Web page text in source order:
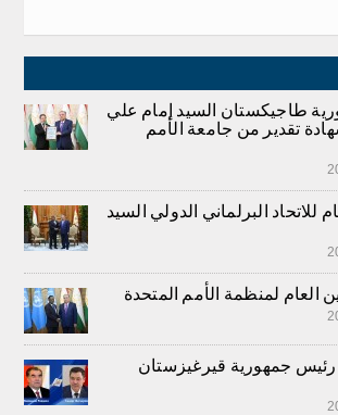
طاجيكستان السيد إمام علي
تقدير من جامعة الأمم
للاتحاد البرلماني الدولي السيد
العام لمنظمة الأمم المتحدة
رئيس جمهورية قيرغيزستان